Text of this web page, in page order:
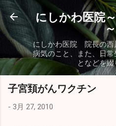
スキップしてメイ
にしかわ医院
～
にしかわ医院 院長の西
病気のこと、また、日
となどを綴
子宮頚がんワクチン
- 3月 27, 2010